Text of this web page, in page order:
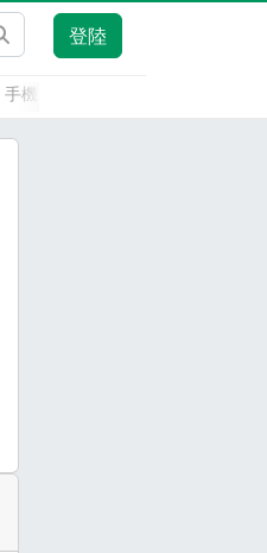
登陸
手機開發